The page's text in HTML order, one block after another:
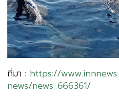
ที่มา : https://
news/news_666361/